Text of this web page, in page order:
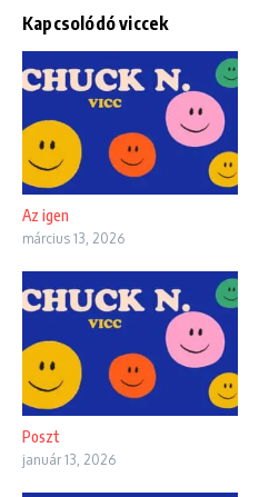
Kapcsolódó viccek
Az igen
március 13, 2026
Poszt
január 13, 2026